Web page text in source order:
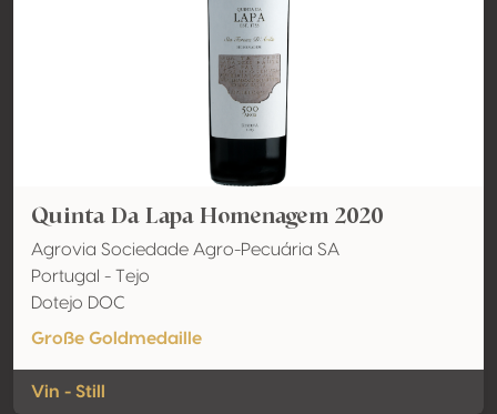
Quinta Da Lapa Homenagem 2020
Agrovia Sociedade Agro-Pecuária SA
Portugal - Tejo
Dotejo DOC
Große Goldmedaille
Vin - Still